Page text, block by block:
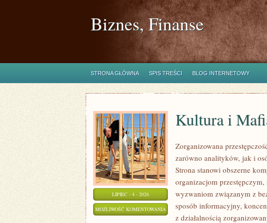
Biznes, Finanse
STRONA GŁÓWNA SPIS TREŚCI BLOG INTERNETOWY
LIPIEC - 4 - 2026
MOŻLIWOŚĆ KOMENTOWANIA KULTURA
Kultura i
Zorganizowana
zarówno analityków, jak i
Strona stanowi obszerne
organizacjom
wyzwaniom związanym z
sposób informacyjny,
z działalnością